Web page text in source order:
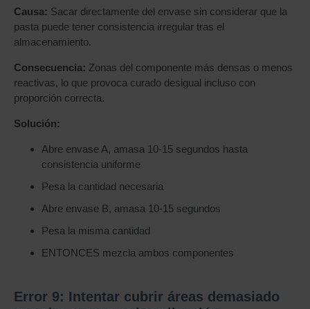
Causa: Sacar directamente del envase sin considerar que la
pasta puede tener consistencia irregular tras el
almacenamiento.
Consecuencia: Zonas del componente más densas o menos
reactivas, lo que provoca curado desigual incluso con
proporción correcta.
Solución:
Abre envase A, amasa 10-15 segundos hasta
consistencia uniforme
Pesa la cantidad necesaria
Abre envase B, amasa 10-15 segundos
Pesa la misma cantidad
ENTONCES mezcla ambos componentes
Error 9: Intentar cubrir áreas demasiado